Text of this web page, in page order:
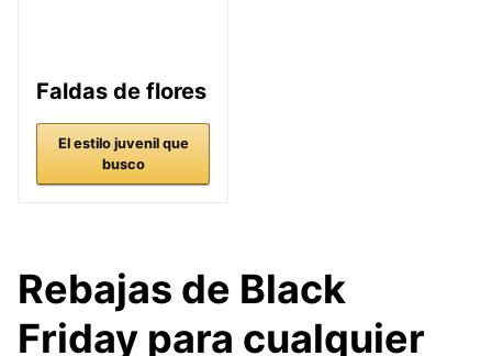
Faldas de flores
El estilo juvenil que
busco
Rebajas de Black
Friday para cualquier